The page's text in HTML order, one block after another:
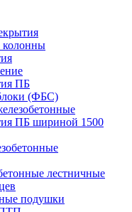
колонны
ПБ
(ФБС)
ПБ шириной 1500
лестничные
подушки